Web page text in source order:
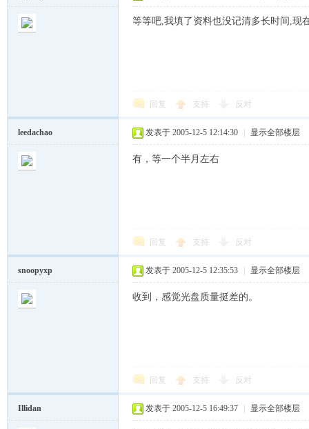
等等吧,我填了资料也没记清多长时间,现
回复 支持 反对
leedachao 发表于 2005-12-5 12:14:30 显示全部楼层
有，等一个半月左右
回复 支持 反对
snoopyxp 发表于 2005-12-5 12:35:53 显示全部楼层
收到，感觉光盘质量挺差的。
回复 支持 反对
Illidan 发表于 2005-12-5 16:49:37 显示全部楼层